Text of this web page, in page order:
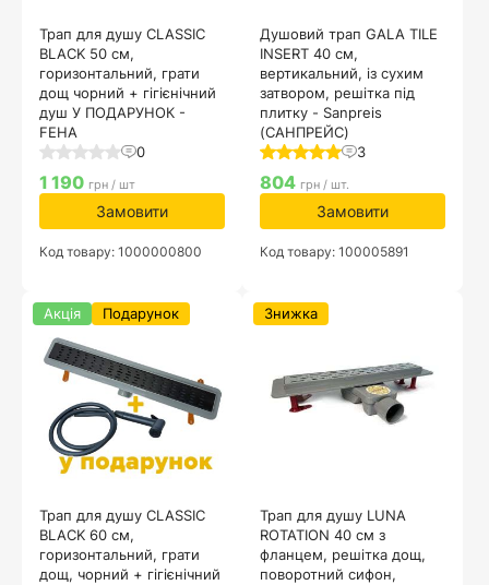
Трап для душу CLASSIC
BLACK 50 см,
горизонтальний, грати
дощ чорний + гігієнічний
душ У ПОДАРУНОК -
FEHA
0
1 190 грн / шт
Замовити
Код товару: 1000000800
Душовий трап GALA TILE
INSERT 40 см,
вертикальний, із сухим
затвором, решітка під
плитку - Sanpreis
(САНПРЕЙС)
3
804 грн / шт.
Замовити
Код товару: 100005891
Трап для душу CLASSIC
BLACK 60 см,
горизонтальний, грати
дощ, чорний + гігієнічний
Акція Подарунок
Трап для душу LUNA
ROTATION 40 см з
фланцем, решітка дощ,
поворотний сифон,
Знижка